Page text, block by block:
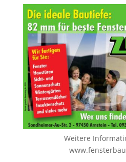
Weitere